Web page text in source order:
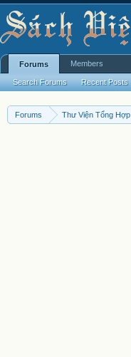
Forums Thư Viện Tổng Hợp
Forums
Search Forums Recent Posts
Members